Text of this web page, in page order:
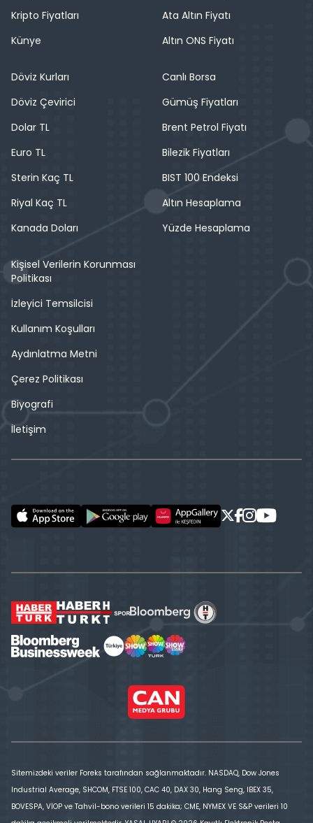
Kripto Fiyatları
Künye
Ata Altın Fiyatı
Altın ONS Fiyatı
Döviz Kurları
Döviz Çevirici
Dolar TL
Euro TL
Sterin Kaç TL
Riyal Kaç TL
Kanada Doları
Canlı Borsa
Gümüş Fiyatları
Brent Petrol Fiyatı
Bilezik Fiyatları
BIST 100 Endeksi
Altın Hesaplama
Yüzde Hesaplama
Kişisel Verilerin Korunması
Politikası
İzleyici Temsilcisi
Kullanım Koşulları
Aydınlatma Metni
Çerez Politikası
Biyografi
İletişim
Sitemizdeki veriler Foreks tarafından sağlanmaktadır. NASDAQ, Dow Jones
Industrial Average, SHCOM, FTSE 100, CAC 40, DAX 30, Hang Seng, IBEX 35,
BOVESPA, VİOP ve Tahvil-bono verileri 15 dakika; CME, NYMEX VE S&P verileri 10